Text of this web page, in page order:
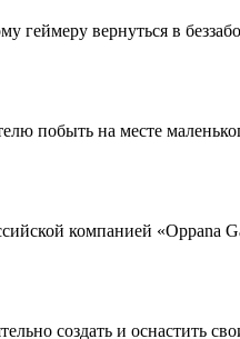
геймеру вернуться в
побыть на месте
компанией «Oppana
создать и оснастить